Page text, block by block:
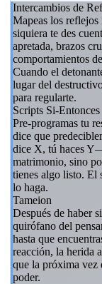
Intercambios de
Mapeas los reflejos
siquiera te des
apretada, brazos
comportamientos
Cuando el
lugar del
para regularte.
Scripts Si-Entonces
Pre-programas tu
dice que
dice X, tú haces
matrimonio, sino
tienes algo listo. El
lo haga.
Tameion
Después de haber
quirófano del
hasta que
reacción, la herida
que la próxima vez
poder.